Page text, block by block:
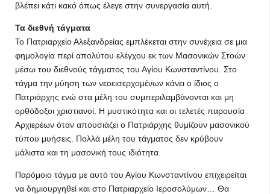
βλέπει κάτι κακό όπως έλεγε στην συνεργασία αυτή.
Τα διεθνή τάγματα
Το Πατριαρχείο Αλεξανδρείας εμπλέκεται στην συνέχεια σε μια
φημολογία περί απολύτου ελέγχου εκ των Μασονικών Στοών
μέσω του διεθνούς τάγματος του Αγίου Κωνσταντίνου. Στο
τάγμα την μύηση των νεοεισερχομένων κάνει ο ίδιος ο
Πατριάρχης ενώ στα μέλη του συμπεριλαμβάνονται και μη
ορθόδοξοι χριστιανοί. Η μυστικότητα και οι τελετές παρουσία
Αρχιερέων όταν απουσιάζει ο Πατριάρχης θυμίζουν μασονικού
τύπου μυήσεις. Πολλά μέλη του τάγματος δεν κρύβουν
μάλιστα και τη μασονική τους ιδιότητα.
Παρόμοιο τάγμα με αυτό του Αγίου Κωνσταντίνου επιχειρείται
να δημιουργηθεί και στο Πατριαρχείο Ιεροσολύμων… Θα